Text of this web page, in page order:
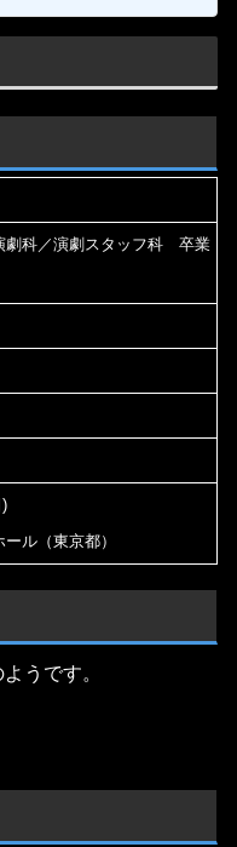
劇科／演劇スタッフ科 卒業
ル（東京都）
うです。